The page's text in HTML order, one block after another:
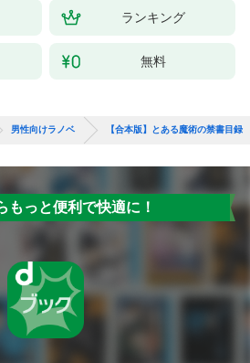
ランキング
無料
男性向けラノベ 【合本版】とある魔術の禁書目録
もっと便利で快適に！